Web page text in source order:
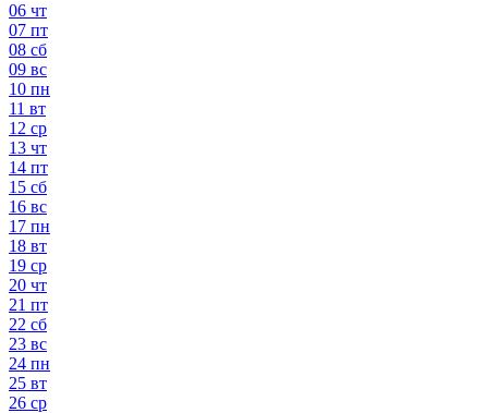
06 чт
07 пт
08 сб
09 вс
10 пн
11 вт
12 ср
13 чт
14 пт
15 сб
16 вс
17 пн
18 вт
19 ср
20 чт
21 пт
22 сб
23 вс
24 пн
25 вт
26 ср